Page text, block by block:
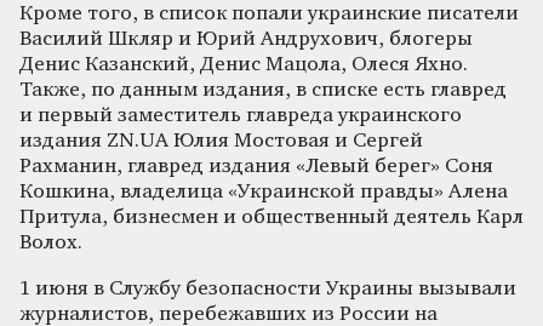
Кроме того, в список попали украинские писатели
Василий Шкляр и Юрий Андрухович, блогеры
Денис Казанский, Денис Мацола, Олеся Яхно.
Также, по данным издания, в списке есть главред
и первый заместитель главреда украинского
издания ZN.UA Юлия Мостовая и Сергей
Рахманин, главред издания «Левый берег» Соня
Кошкина, владелица «Украинской правды» Алена
Притула, бизнесмен и общественный деятель Карл
Волох.
1 июня в Службу безопасности Украины вызывали
журналистов, перебежавших из России на